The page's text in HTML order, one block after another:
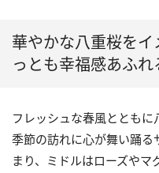
華やかな八重桜を
っとも幸福感あふれ
フレッシュな春風ととも
季節の訪れに心が舞い踊る
まり、ミドルはローズやマ